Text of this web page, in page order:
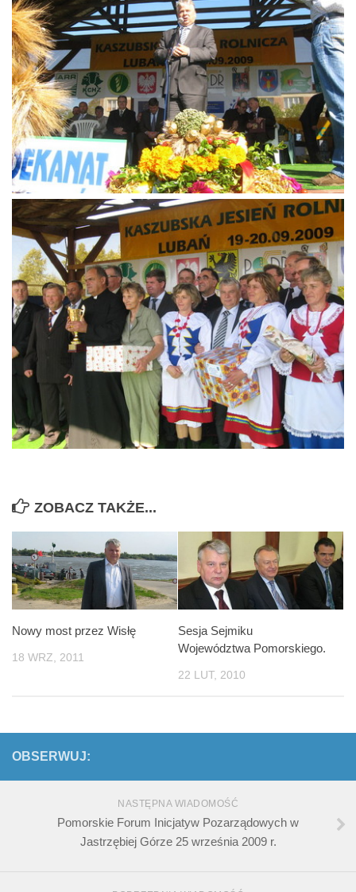
ZOBACZ TAKŻE...
Nowy most przez Wisłę
18 WRZ, 2011
Sesja Sejmiku
Województwa Pomorskiego.
22 LUT, 2010
OBSERWUJ:
NASTĘPNA WIADOMOŚĆ
Pomorskie Forum Inicjatyw Pozarządowych w
Jastrzębiej Górze 25 września 2009 r.